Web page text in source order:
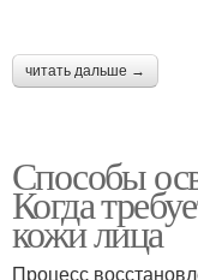
читать дальше →
Способы
Когда
кожи лица
Процесс